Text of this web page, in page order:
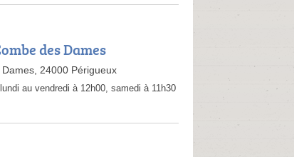
des Dames
24000 Périgueux
lundi au vendredi à 12h00, samedi à 11h30